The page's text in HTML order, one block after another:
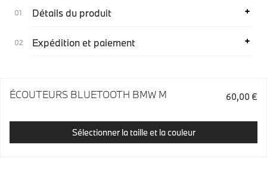
Détails du produit
Expédition et paiement
ÉCOUTEURS BLUETOOTH BMW M 60,00 €
Sélectionner la taille et la couleur